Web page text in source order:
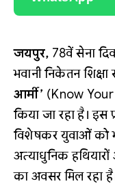
जयपुर, 78वें सेना
भवानी निकेतन
आर्मी’ (Know Your
किया जा रहा है।
विशेषकर युवाओं को
अत्याधुनिक
का अवसर मिल रहा